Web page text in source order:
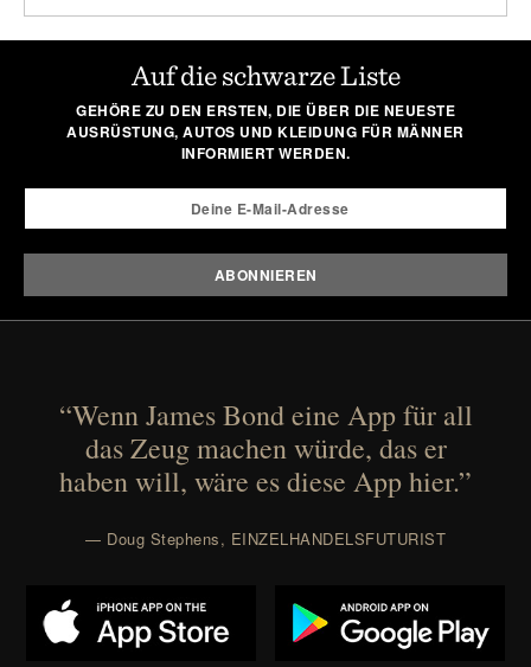
Auf die schwarze Liste
GEHÖRE ZU DEN ERSTEN, DIE ÜBER DIE NEUESTE
AUSRÜSTUNG, AUTOS UND KLEIDUNG FÜR MÄNNER
INFORMIERT WERDEN.
“Wenn James Bond eine App für all
das Zeug machen würde, das er
haben will, wäre es diese App hier.”
— Doug Stephens, EINZELHANDELSFUTURIST